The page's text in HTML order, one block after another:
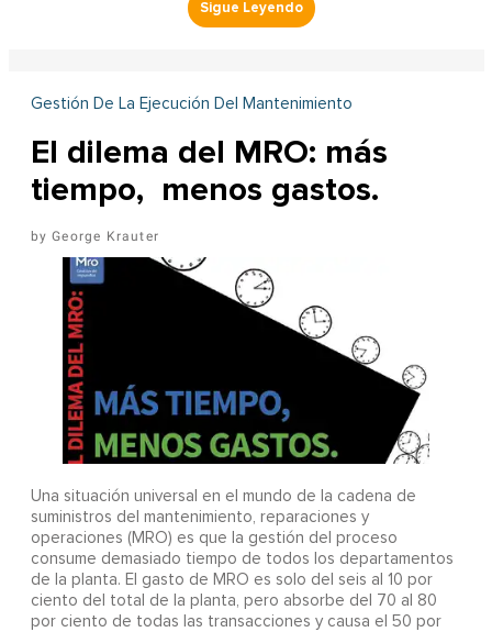
Gestión De La Ejecución Del Mantenimiento
El dilema del MRO: más
tiempo, menos gastos.
George Krauter
Una situación universal en el mundo de la cadena de
suministros del mantenimiento, reparaciones y
operaciones (MRO) es que la gestión del proceso
consume demasiado tiempo de todos los departamentos
de la planta. El gasto de MRO es solo del seis al 10 por
ciento del total de la planta, pero absorbe del 70 al 80
por ciento de todas las transacciones y causa el 50 por